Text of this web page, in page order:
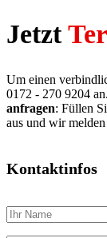
Jetzt
Um einen
0172 - 270 9204
anfragen: Füllen
aus und wir
Kontaktinfos